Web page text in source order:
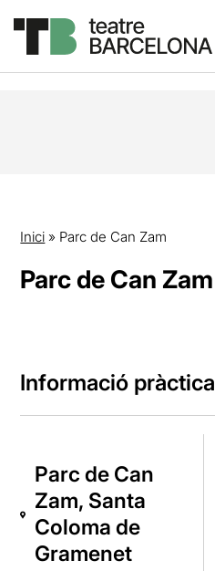
Inici » Parc de Can Zam
Parc de Can Zam
Informació pràctica
Parc de Can
Zam, Santa
Coloma de
Gramenet